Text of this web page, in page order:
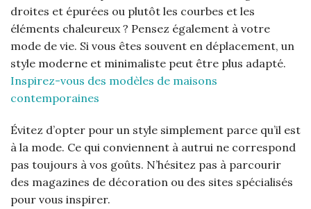
droites et épurées ou plutôt les courbes et les
éléments chaleureux ? Pensez également à votre
mode de vie. Si vous êtes souvent en déplacement, un
style moderne et minimaliste peut être plus adapté.
Inspirez-vous des modèles de maisons
contemporaines
Évitez d’opter pour un style simplement parce qu’il est
à la mode. Ce qui conviennent à autrui ne correspond
pas toujours à vos goûts. N’hésitez pas à parcourir
des magazines de décoration ou des sites spécialisés
pour vous inspirer.